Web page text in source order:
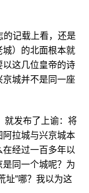
记载上看，还是
城）的北面根本就
这几位皇帝的诗
城并不是同一座
就发布了上谕：将
拉城与兴京城本
经过一百多年以
同一个城呢？为
址”哪？我以为这